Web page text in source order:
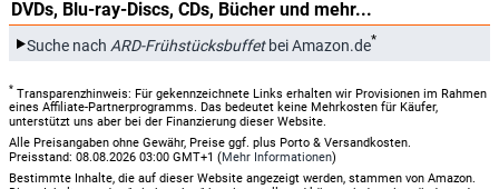
DVDs, Blu-ray-Discs, CDs, Bücher und mehr...
Suche nach ARD-Frühstücksbuffetbei Amazon.de*
* Transparenzhinweis: Für gekennzeichnete Links erhalten wir Provisionen im Rahmen
eines Affiliate-Partnerprogramms. Das bedeutet keine Mehrkosten für Käufer,
unterstützt uns aber bei der Finanzierung dieser Website.
Alle Preisangaben ohne Gewähr, Preise ggf. plus Porto & Versandkosten.
Preisstand: 08.08.2026 03:00 GMT+1 (Mehr Informationen)
Bestimmte Inhalte, die auf dieser Website angezeigt werden, stammen von Amazon.